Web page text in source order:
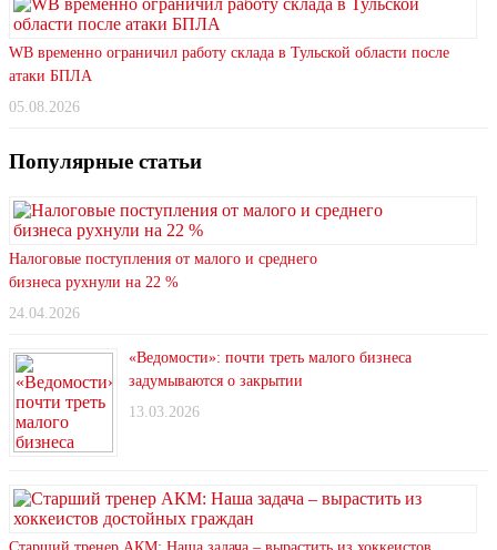
WB временно ограничил работу склада в Тульской области после
атаки БПЛА
05.08.2026
Популярные статьи
Налоговые поступления от малого и среднего
бизнеса рухнули на 22 %
24.04.2026
«Ведомости»: почти треть малого бизнеса
задумываются о закрытии
13.03.2026